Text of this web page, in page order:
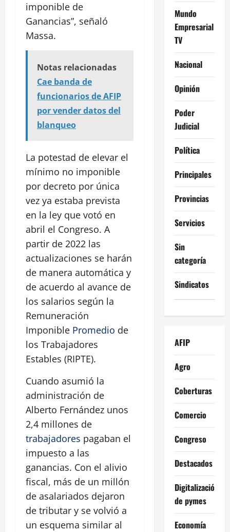
imponible de
Ganancias”, señaló
Massa.
Notas relacionadas
Cae banda de
funcionarios de AFIP
por vender datos del
blanqueo
La potestad de elevar el
mínimo no imponible
por decreto por única
vez ya estaba prevista
en la ley que votó en
abril el Congreso. A
partir de 2022 las
actualizaciones se harán
de manera automática y
de acuerdo al avance de
los salarios según la
Remuneración
Imponible Promedio de
los Trabajadores
Estables (RIPTE).
Cuando asumió la
administración de
Alberto Fernández unos
2,4 millones de
trabajadores pagaban el
impuesto a las
ganancias. Con el alivio
fiscal, más de un millón
de asalariados dejaron
de tributar y se volvió a
un esquema similar al
Mundo
Empresarial
TV
Nacional
Opinión
Poder
Judicial
Política
Principales
Provincias
Servicios
Sin
categoría
Sindicatos
AFIP
Agro
Coberturas
Comercio
Congreso
Destacados
Digitalización
de pymes
Economía